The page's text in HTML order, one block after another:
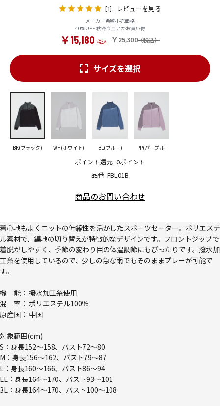
[1] レビューを見る
メーカー希望小売価格
40%OFF 秋冬ウェアがお買い得
￥25,300
￥15,180
品番 FBL01B
ポイント還元 0ポイント
サイズを選択
BK(ブラック) WH(ホワイト) BL(ブルー) PP(パープル)
商品のお問い合わせ
着心地もよくニットの伸縮性を活かしたスポーツセーター。ポリエステ
ル素材で、編地の切り替えが特徴的なデザインです。フロントジップで
着脱がしやすく、季節の変わり目の体温調節にもぴったりです。撥水加
工糸を使用しているので、少しの急な雨でもそのままプレーが可能で
す。
機 能： 撥水加工糸使用
混 率： ポリエステル100％
原産国： 中国
対象範囲(cm)
S：身長152～158、バスト72～80
M：身長156～162、バスト79～87
L：身長160～166、バスト86～94
LL：身長164～170、バスト93～101
3L：身長164～170、バスト100～108